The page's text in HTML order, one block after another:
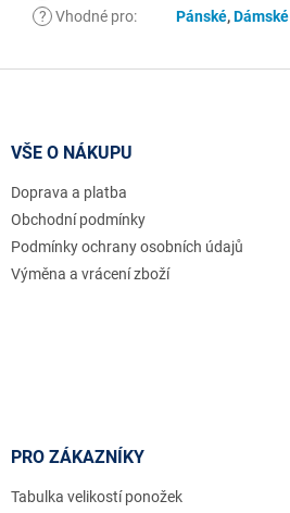
? Vhodné pro: Pánské,Dámské
VŠE O NÁKUPU
Doprava a platba
Obchodní podmínky
Podmínky ochrany osobních údajů
Výměna a vrácení zboží
PRO ZÁKAZNÍKY
Tabulka velikostí ponožek